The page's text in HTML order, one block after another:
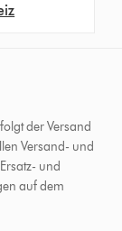
der Versand
Versand- und
und
auf dem